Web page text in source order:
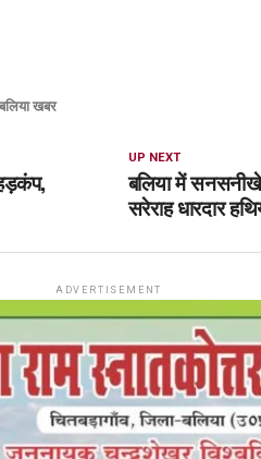
बलिया खबर
UP NEXT
बलिया में
सरेराह धारदार
ADVERTISEMENT